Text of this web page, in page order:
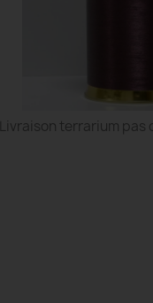
Livraison terrarium pas